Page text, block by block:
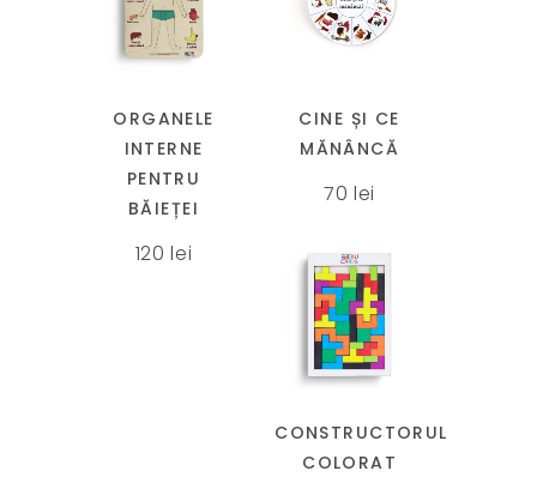
Acest
produs
pot
fi
ORGANELE
INTERNE
PENTRU
BĂIEȚEI
120lei
Acest
produs
multe
Opțiunile
fi
alese
în
pagina
produsului.
CINE ȘI CE
MĂNÂNCĂ
70lei
CONSTRUCTORUL
COLORAT